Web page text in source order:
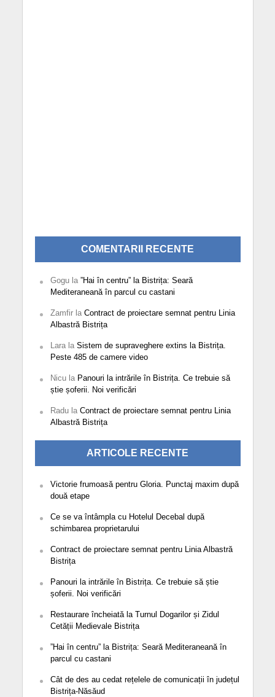
COMENTARII RECENTE
Gogula ”Hai în centru” la Bistrița: Seară
Mediteraneană în parcul cu castani
Zamfirla Contract de proiectare semnat pentru Linia
Albastră Bistrița
Larala Sistem de supraveghere extins la Bistrița.
Peste 485 de camere video
Nicula Panouri la intrările în Bistrița. Ce trebuie să
știe șoferii. Noi verificări
Radula Contract de proiectare semnat pentru Linia
Albastră Bistrița
ARTICOLE RECENTE
Victorie frumoasă pentru Gloria. Punctaj maxim după
două etape
Ce se va întâmpla cu Hotelul Decebal după
schimbarea proprietarului
Contract de proiectare semnat pentru Linia Albastră
Bistrița
Panouri la intrările în Bistrița. Ce trebuie să știe
șoferii. Noi verificări
Restaurare încheiată la Turnul Dogarilor și Zidul
Cetății Medievale Bistrița
”Hai în centru” la Bistrița: Seară Mediteraneană în
parcul cu castani
Cât de des au cedat rețelele de comunicații în județul
Bistrița-Năsăud